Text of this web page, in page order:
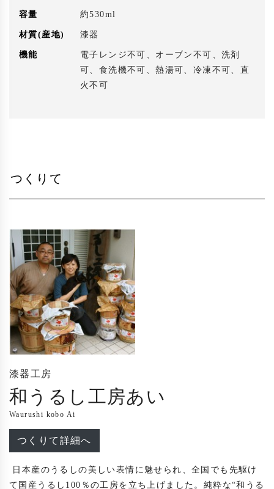
容量 約530ml
材質(産地) 漆器
機能
電子レンジ不可、オーブン不可、洗剤
可、食洗機不可、熱湯可、冷凍不可、直
火不可
つくりて
漆器工房
和うるし工房あい
Waurushi kobo Ai
つくりて詳細へ
て国産うるし100％の工房を立ち上げました。純粋な“和うる